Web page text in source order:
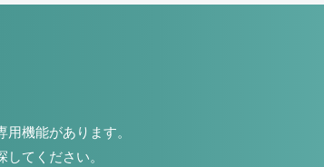
機能があります。
てください。